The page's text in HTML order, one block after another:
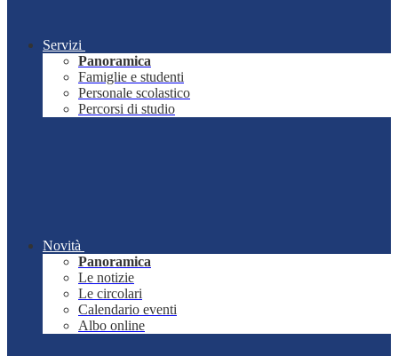
Servizi
Panoramica
Famiglie e studenti
Personale scolastico
Percorsi di studio
Novità
Panoramica
Le notizie
Le circolari
Calendario eventi
Albo online